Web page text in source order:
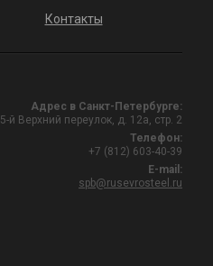
Контакты
Адрес в Санкт-Петербурге:
5-й Верхний переулок, д. 12а, стр. 2
Телефон:
+7 (812) 603-40-39
E-mail:
spb@rusevrosteel.ru